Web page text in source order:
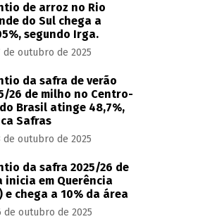
de arroz no Rio
do Sul chega a
segundo Irga.
de outubro de 2025
da safra de verão
26 de milho no Centro-
Brasil atinge 48,7%,
Safras
de outubro de 2025
da safra 2025/26 de
inicia em Querência
e chega a 10% da área
de outubro de 2025